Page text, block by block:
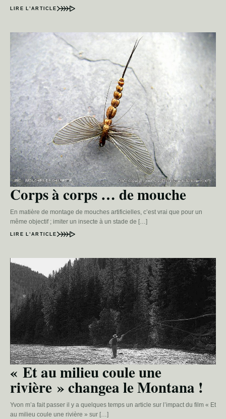
LIRE L’ARTICLE
Corps à corps … de mouche
En matière de montage de mouches artificielles, c’est vrai que pour un
même objectif ; imiter un insecte à un stade de […]
LIRE L’ARTICLE
« Et au milieu coule une
rivière » changea le Montana !
Yvon m’a fait passer il y a quelques temps un article sur l’impact du film « Et
au milieu coule une rivière » sur […]